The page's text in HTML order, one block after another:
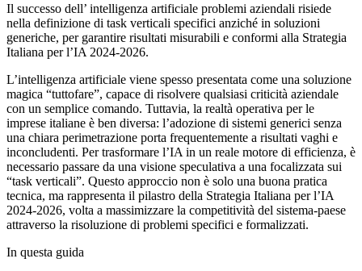
Il successo dell’ intelligenza artificiale problemi aziendali risiede
nella definizione di task verticali specifici anziché in soluzioni
generiche, per garantire risultati misurabili e conformi alla Strategia
Italiana per l’IA 2024-2026.
L’intelligenza artificiale viene spesso presentata come una soluzione
magica “tuttofare”, capace di risolvere qualsiasi criticità aziendale
con un semplice comando. Tuttavia, la realtà operativa per le
imprese italiane è ben diversa: l’adozione di sistemi generici senza
una chiara perimetrazione porta frequentemente a risultati vaghi e
inconcludenti. Per trasformare l’IA in un reale motore di efficienza, è
necessario passare da una visione speculativa a una focalizzata sui
“task verticali”. Questo approccio non è solo una buona pratica
tecnica, ma rappresenta il pilastro della Strategia Italiana per l’IA
2024-2026, volta a massimizzare la competitività del sistema-paese
attraverso la risoluzione di problemi specifici e formalizzati.
In questa guida